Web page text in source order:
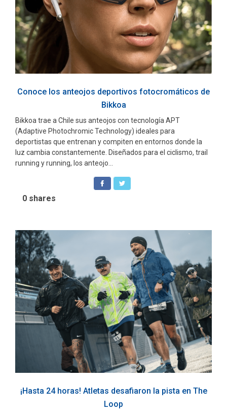
Conoce los anteojos deportivos fotocromáticos de
Bikkoa
Bikkoa trae a Chile sus anteojos con tecnología APT
(Adaptive Photochromic Technology) ideales para
deportistas que entrenan y compiten en entornos donde la
luz cambia constantemente. Diseñados para el ciclismo, trail
running y running, los anteojo...
0 shares
¡Hasta 24 horas! Atletas desafiaron la pista en The
Loop